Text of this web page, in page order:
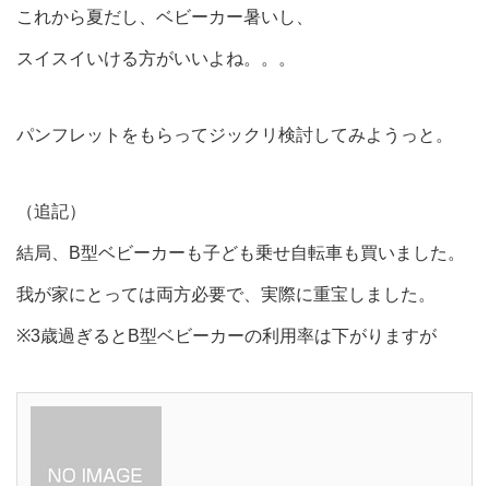
これから夏だし、ベビーカー暑いし、
スイスイいける方がいいよね。。。
パンフレットをもらってジックリ検討してみようっと。
（追記）
結局、B型ベビーカーも子ども乗せ自転車も買いました。
我が家にとっては両方必要で、実際に重宝しました。
※3歳過ぎるとB型ベビーカーの利用率は下がりますが